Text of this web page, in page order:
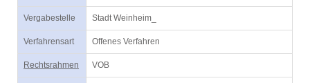
Vergabestelle Stadt Weinheim_
Verfahrensart Offenes Verfahren
Rechtsrahmen VOB